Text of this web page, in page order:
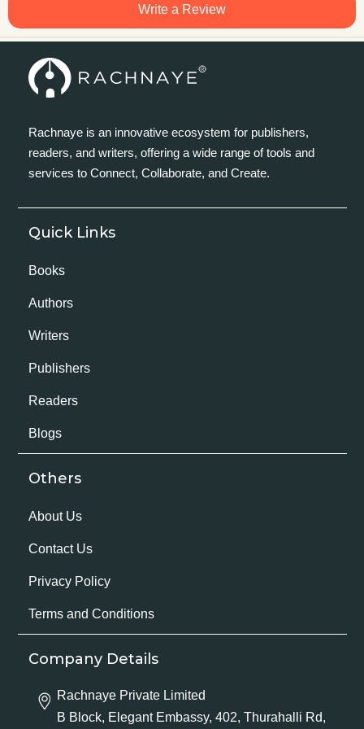
Write a Review
Rachnaye is an innovative ecosystem for publishers,
readers, and writers, offering a wide range of tools and
services to Connect, Collaborate, and Create.
Quick Links
Books
Authors
Writers
Publishers
Readers
Blogs
Others
About Us
Contact Us
Privacy Policy
Terms and Conditions
Company Details
Rachnaye Private Limited
B Block, Elegant Embassy, 402, Thurahalli Rd,